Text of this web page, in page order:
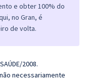
e obter 100% do
no Gran, é
de volta.
2008.
necessariamente